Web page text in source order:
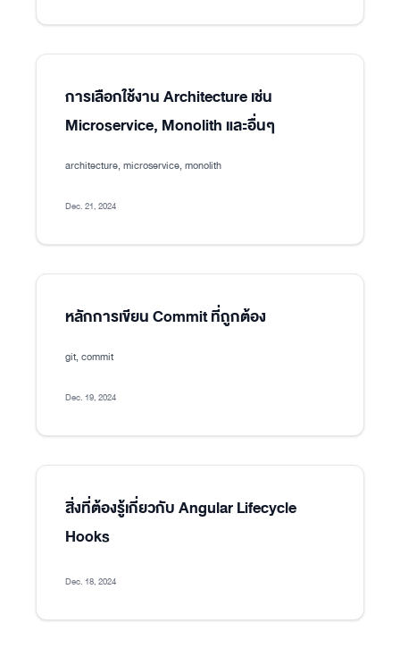
การเลือกใช้งาน Architecture เช่น
Microservice, Monolith และอื่นๆ
architecture, microservice, monolith
Dec. 21, 2024
หลักการเขียน Commit ที่ถูกต้อง
git, commit
Dec. 19, 2024
สิ่งที่ต้องรู้เกี่ยวกับ Angular Lifecycle
Hooks
Dec. 18, 2024